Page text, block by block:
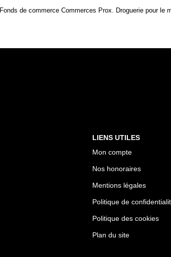
de commerce Commerces Prox. Droguerie pour le
LIENS UTILES
Mon compte
Nos honoraires
Mentions légales
Politique de
Politique des cookies
Plan du site